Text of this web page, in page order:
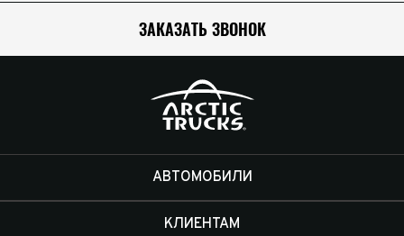
ЗАКАЗАТЬ ЗВОНОК
АВТОМОБИЛИ
КЛИЕНТАМ